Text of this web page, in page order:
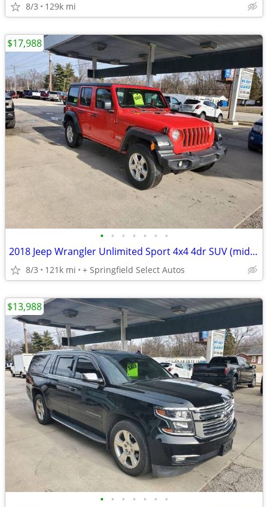
8/3 129k mi
• • • • • • •
2018 Jeep Wrangler Unlimited Sport 4x4 4dr SUV (midyear release) EZ FINANCING AV
8/3 121k mi + Springfield Select Autos
$17,988
• • • • • • •
$13,988